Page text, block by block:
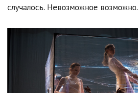
случалось. Невозможное возможно.